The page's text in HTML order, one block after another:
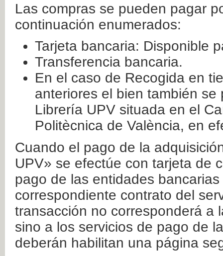
Las compras se pueden pagar
continuación enumerados:
Tarjeta bancaria: Disponible
Transferencia bancaria.
En el caso de Recogida en
anteriores el bien también
Librería UPV situada en el
Politècnica de València, en
Cuando el pago de la
UPV» se efectúe con tarjeta de
pago de las entidades
correspondiente contrato del
transacción no corresponderá a
sino a los servicios de pago de
deberán habilitan una página